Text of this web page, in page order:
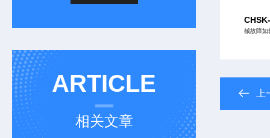
ARTICLE
相关文章
械故障如